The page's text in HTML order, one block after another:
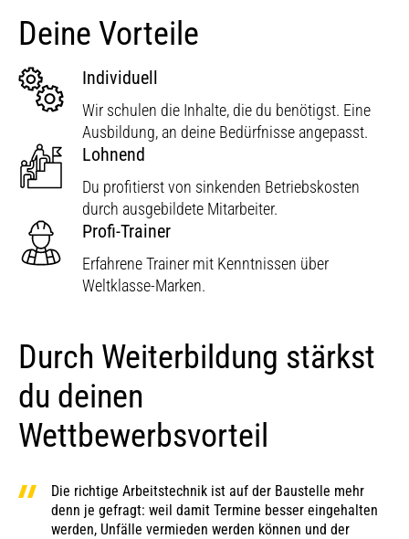
Deine Vorteile
Individuell
Wir schulen die Inhalte, die du benötigst. Eine
Ausbildung, an deine Bedürfnisse angepasst.
Lohnend
Du profitierst von sinkenden Betriebskosten
durch ausgebildete Mitarbeiter.
Profi-Trainer
Erfahrene Trainer mit Kenntnissen über
Weltklasse-Marken.
Durch Weiterbildung stärkst
du deinen
Wettbewerbsvorteil
Die richtige Arbeitstechnik ist auf der Baustelle mehr
denn je gefragt: weil damit Termine besser eingehalten
werden, Unfälle vermieden werden können und der